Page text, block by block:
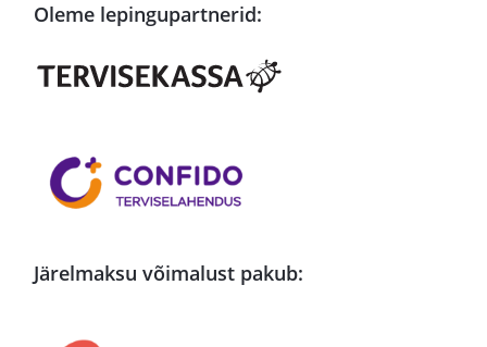
Oleme lepingupartnerid:
Järelmaksu võimalust pakub: